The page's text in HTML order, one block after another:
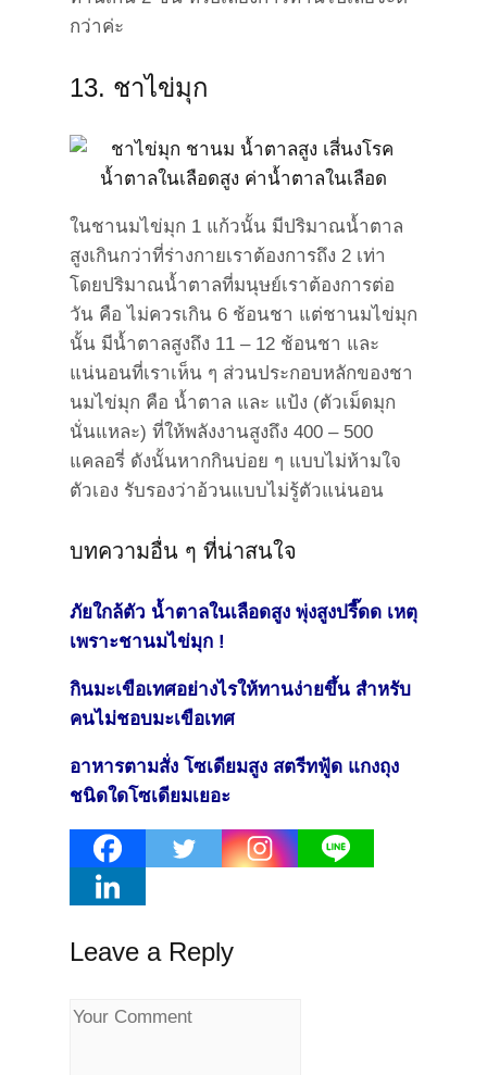
กว่าค่ะ
13. ชาไข่มุก
ในชานมไข่มุก 1 แก้วนั้น มีปริมาณน้ำตาล
สูงเกินกว่าที่ร่างกายเราต้องการถึง 2 เท่า
โดยปริมาณน้ำตาลที่มนุษย์เราต้องการต่อ
วัน คือ ไม่ควรเกิน 6 ช้อนชา แต่ชานมไข่มุก
นั้น มีน้ำตาลสูงถึง 11 – 12 ช้อนชา และ
แน่นอนที่เราเห็น ๆ ส่วนประกอบหลักของชา
นมไข่มุก คือ น้ำตาล และ แป้ง (ตัวเม็ดมุก
นั่นแหละ) ที่ให้พลังงานสูงถึง 400 – 500
แคลอรี่ ดังนั้นหากกินบ่อย ๆ แบบไม่ห้ามใจ
ตัวเอง รับรองว่าอ้วนแบบไม่รู้ตัวแน่นอน
บทความอื่น ๆ ที่น่าสนใจ
ภัยใกล้ตัว น้ำตาลในเลือดสูง พุ่งสูงปรี๊ดด เหตุ
เพราะชานมไข่มุก !
กินมะเขือเทศอย่างไรให้ทานง่ายขึ้น สำหรับ
คนไม่ชอบมะเขือเทศ
อาหารตามสั่ง โซเดียมสูง สตรีทฟู้ด แกงถุง
ชนิดใดโซเดียมเยอะ
Leave a Reply